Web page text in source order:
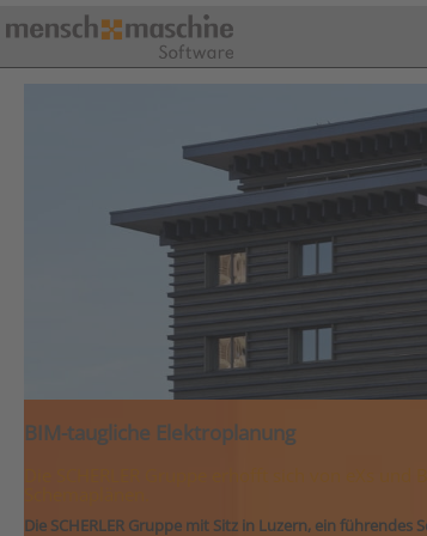
BIM-taugliche Elektroplanung
Die SCHERLER Gruppe mit Sitz in Luzern, ein